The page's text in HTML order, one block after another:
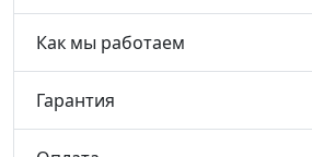
Как мы работаем
Гарантия